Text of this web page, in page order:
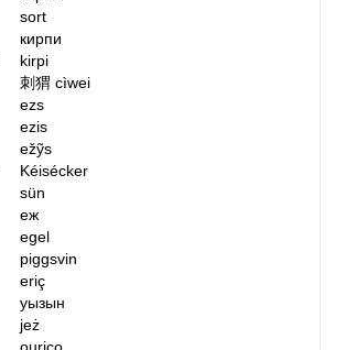
sort
кирпи
kirpi
刺猬cìwei
ezs
ezis
ežỹs
Kéisécker
sün
еж
egel
piggsvin
eriç
уызын
jeż